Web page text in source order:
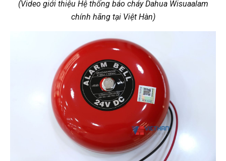
(Video giới thiệu Hệ thống báo cháy Dahua Wisuaalam
chính hãng tại Việt Hàn)